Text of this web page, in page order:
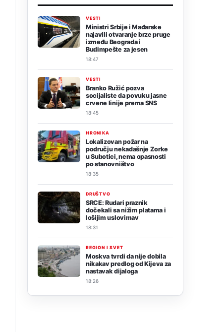
VESTI
Ministri Srbije i Mađarske
najavili otvaranje brze pruge
između Beograda i
Budimpešte za jesen
18:47
VESTI
Branko Ružić pozva
socijaliste da povuku jasne
crvene linije prema SNS
18:45
HRONIKA
Lokalizovan požar na
području nekadašnje Zorke
u Subotici, nema opasnosti
po stanovništvo
18:35
DRUŠTVO
SRCE: Rudari praznik
dočekali sa nižim platama i
lošijim uslovimav
18:31
REGION I SVET
Moskva tvrdi da nije dobila
nikakav predlog od Kijeva za
nastavak dijaloga
18:26